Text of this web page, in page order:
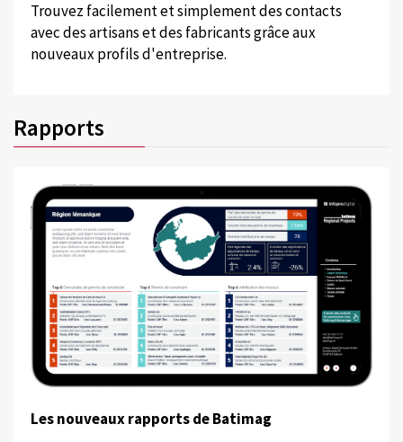
Trouvez facilement et simplement des contacts
avec des artisans et des fabricants grâce aux
nouveaux profils d'entreprise.
Rapports
Les nouveaux rapports de Batimag